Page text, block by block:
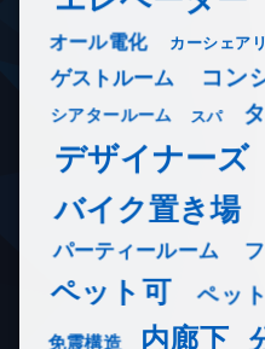
オール電化 カーシェア
ゲストルーム コン
シアタールーム スパ
デザイナーズ
バイク置き場
パーティールーム
ペット可 ペッ
免震構造 内廊下